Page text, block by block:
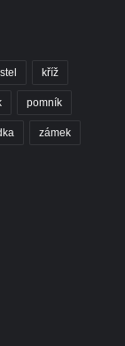
kříž
pomník
zámek